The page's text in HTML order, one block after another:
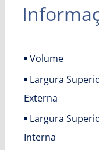
Volume
Largura
Externa
Largura
Interna